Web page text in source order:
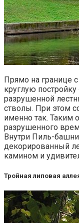
Прямо на границе
круглую
разрушенной
стволы. При этом
именно так. Таким
разрушенного
Внутри Пиль-
декорированный
камином и
Тройная липовая